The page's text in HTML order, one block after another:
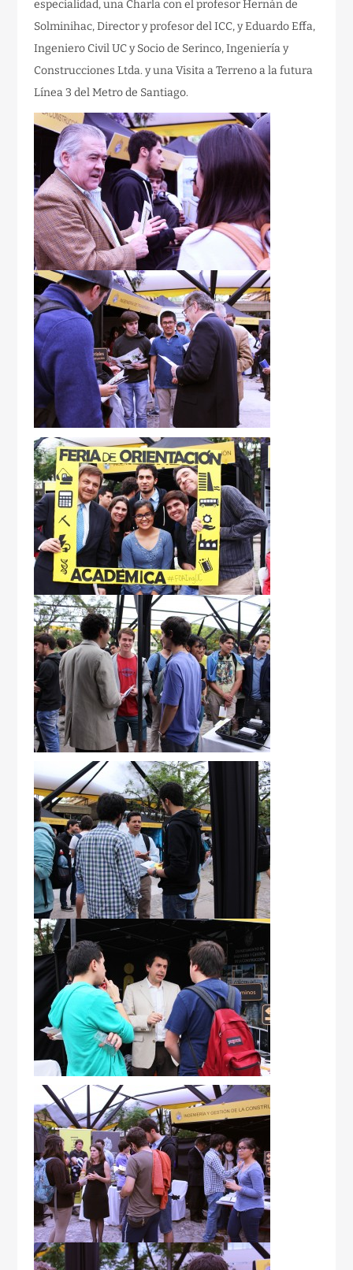
especialidad, una Charla con el profesor Hernán de
Solminihac, Director y profesor del ICC, y Eduardo Effa,
Ingeniero Civil UC y Socio de Serinco, Ingeniería y
Construcciones Ltda. y una Visita a Terreno a la futura
Línea 3 del Metro de Santiago.